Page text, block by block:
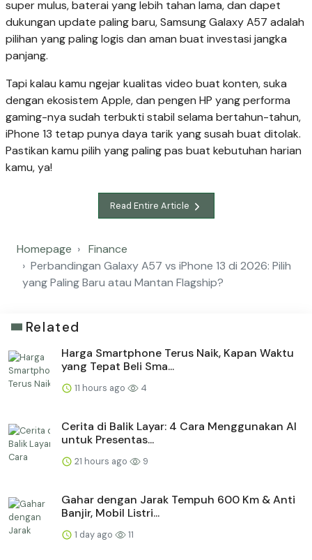
super mulus, baterai yang lebih tahan lama, dan dapet
dukungan update paling baru, Samsung Galaxy A57 adalah
pilihan yang paling logis dan aman buat investasi jangka
panjang.
Tapi kalau kamu ngejar kualitas video buat konten, suka
dengan ekosistem Apple, dan pengen HP yang performa
gaming-nya sudah terbukti stabil selama bertahun-tahun,
iPhone 13 tetap punya daya tarik yang susah buat ditolak.
Pastikan kamu pilih yang paling pas buat kebutuhan harian
kamu, ya!
Read Entire Article
Homepage
Finance
Perbandingan Galaxy A57 vs iPhone 13 di 2026: Pilih
yang Paling Baru atau Mantan Flagship?
Related
Harga Smartphone Terus Naik, Kapan Waktu
yang Tepat Beli Sma...
11 hours ago 4
Cerita di Balik Layar: 4 Cara Menggunakan AI
untuk Presentas...
21 hours ago 9
Gahar dengan Jarak Tempuh 600 Km & Anti
Banjir, Mobil Listri...
1 day ago 11